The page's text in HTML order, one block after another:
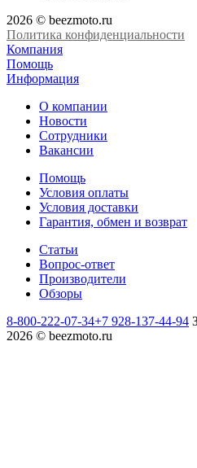
2026 © beezmoto.ru
Политика конфиденциальности
Компания
Помощь
Информация
О компании
Новости
Сотрудники
Вакансии
Помощь
Условия оплаты
Условия доставки
Гарантия, обмен и возврат
Статьи
Вопрос-ответ
Производители
Обзоры
8-800-222-07-34+7 928-137-44-94
2026 © beezmoto.ru